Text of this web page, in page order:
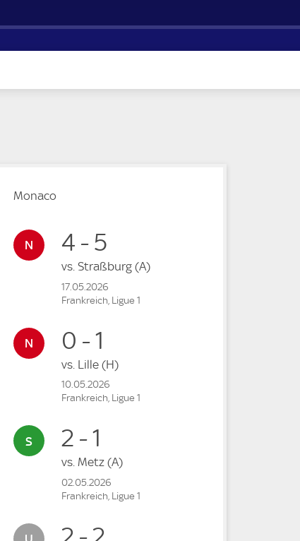
Monaco
4 - 5
vs. Straßburg (A)
17.05.2026
Frankreich, Ligue 1
0 - 1
vs. Lille (H)
10.05.2026
Frankreich, Ligue 1
2 - 1
vs. Metz (A)
02.05.2026
Frankreich, Ligue 1